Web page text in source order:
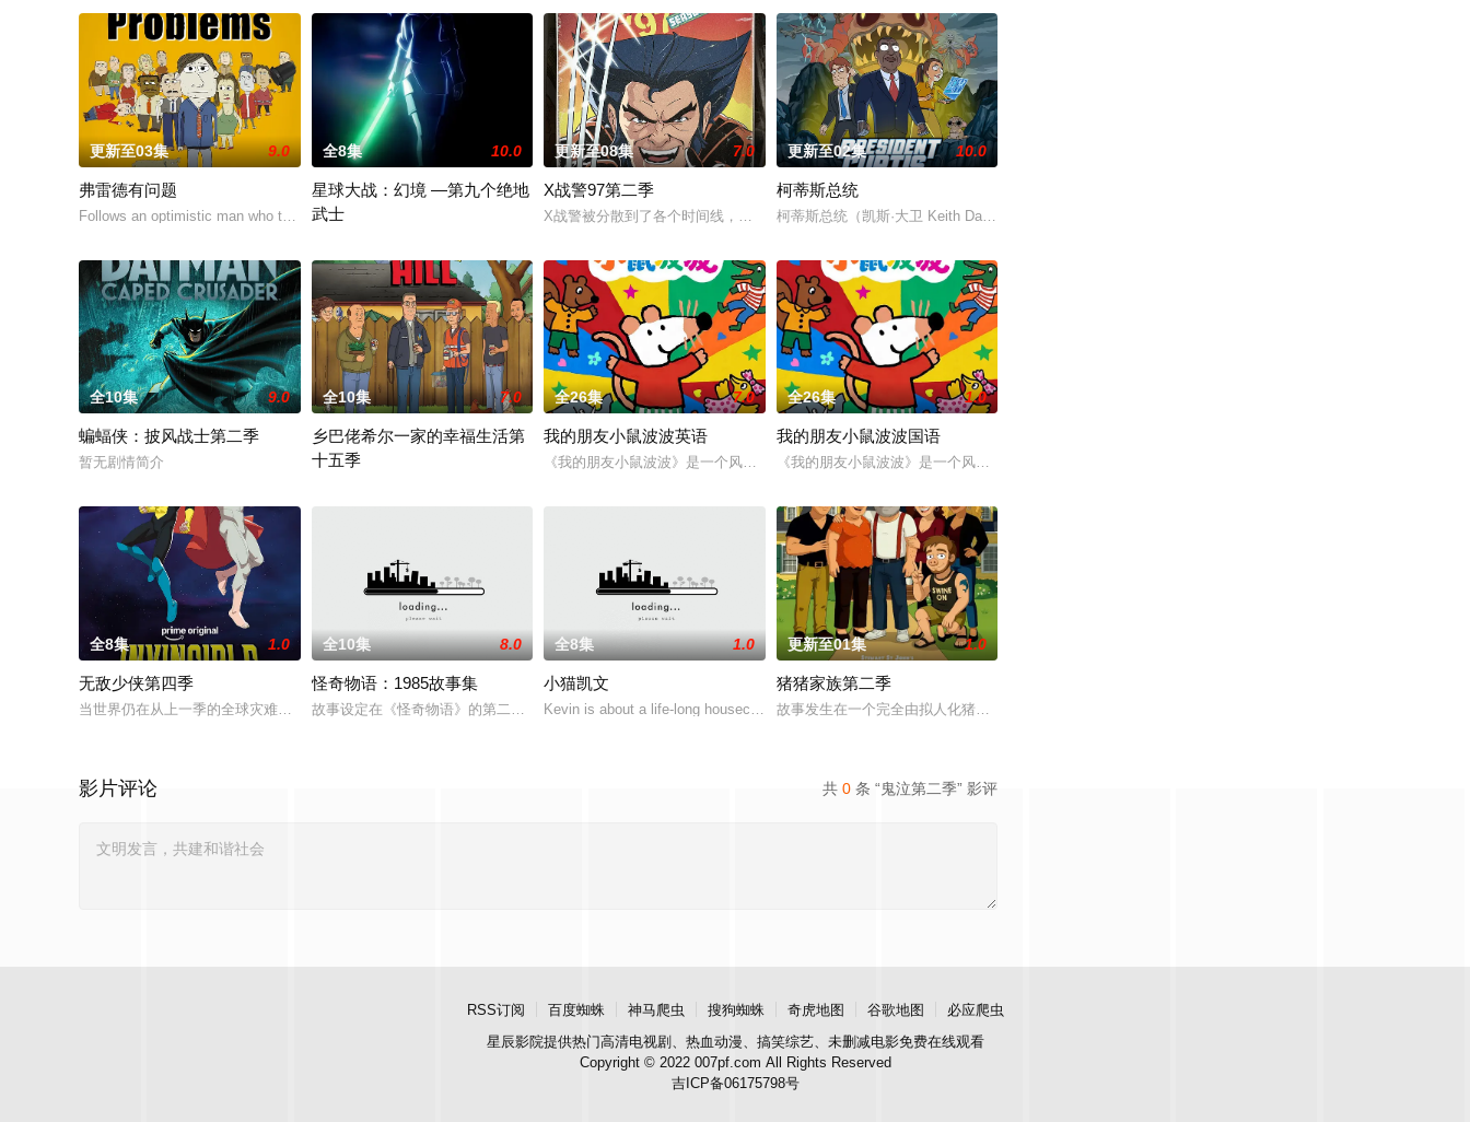
更新至03集 9.0
弗雷德有问题
Follows an optimistic man who tries to keep up with t
全8集 10.0
星球大战：幻境 —第九个绝地
武士
更新至08集 7.0
X战警97第二季
X战警被分散到了各个时间线，从过去，到未来，而他们将在最脆弱的时间点遭遇袭击——如今，1990年代。天启发
更新至02集 10.0
柯蒂斯总统
柯蒂斯总统（凯斯·大卫 Keith David 配音）及其古怪的幕僚团队将共同应对那些瑞克根本不会理会的一
全10集 9.0
蝙蝠侠：披风战士第二季
暂无剧情简介
全10集 7.0
乡巴佬希尔一家的幸福生活第
十五季
全26集 7.0
我的朋友小鼠波波英语
《我的朋友小鼠波波》是一个风靡全球、深受学龄前儿童及家长喜爱的经典IP，改编自英国著名儿童作家露西·卡曾斯
全26集 1.0
我的朋友小鼠波波国语
《我的朋友小鼠波波》是一个风靡全球、深受学龄前儿童及家长喜爱的经典IP，改编自英国著名儿童作家露西·
全8集 1.0
无敌少侠第四季
当世界仍在从上一季的全球灾难中恢复之际，已发生变化的马克因内疚而痛苦不堪。他在全力保护家园和挚爱之人时，与
全10集 8.0
怪奇物语：1985故事集
故事设定在《怪奇物语》的第二季和第三季之间，欢迎回到1985年冬天的霍金斯，主角团将面对新的怪物和超自然之
全8集 1.0
小猫凯文
Kevin is about a life-long housecat who decides that
更新至01集 1.0
猪猪家族第二季
故事发生在一个完全由拟人化猪猪居住的世界，地点是一个名为哼哼菲尔德的古怪小镇。这是一部连载式的肥
共 0 条 “鬼泣第二季” 影评
影片评论
RSS订阅 百度蜘蛛 神马爬虫 搜狗蜘蛛 奇虎地图 谷歌地图
必应爬虫
星辰影院提供热门高清电视剧、热血动漫、搞笑综艺、未删减电影免费在线观看
Copyright © 2022 007pf.com All Rights Reserved
吉ICP备06175798号